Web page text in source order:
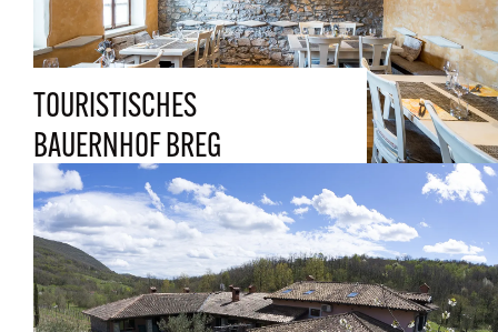
TOURISTISCHES
BAUERNHOF BREG